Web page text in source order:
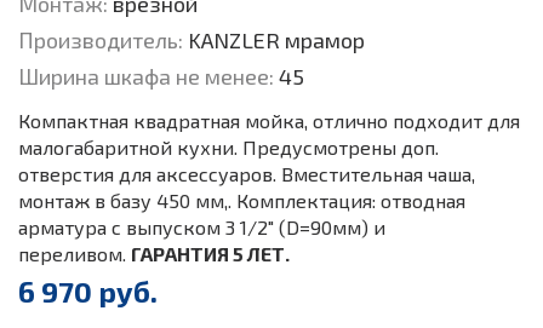
Производитель: KANZLER мрамор
Ширина шкафа не менее: 45
Компактная квадратная мойка, отлично подходит для
малогабаритной кухни. Предусмотрены доп.
отверстия для аксессуаров. Вместительная чаша,
монтаж в базу 450 мм,. Комплектация: отводная
арматура с выпуском 3 1/2" (D=90мм) и
переливом. ГАРАНТИЯ 5 ЛЕТ.
6 970 руб.